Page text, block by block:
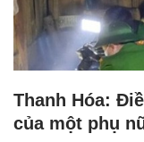
Thanh Hóa:
của một phụ